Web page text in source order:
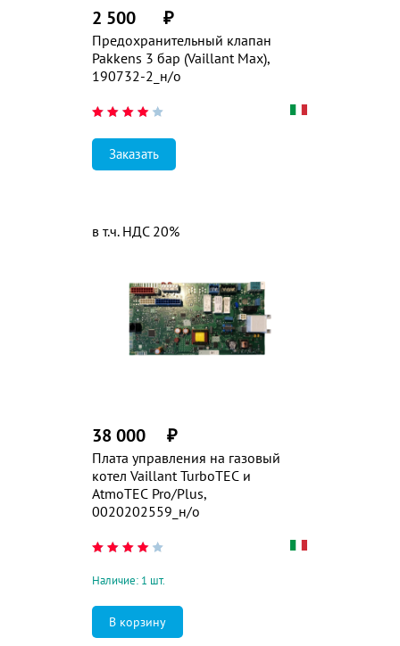
Предохранительный клапан
Pakkens 3 бар (Vaillant Max),
190732-2_н/о
2 500 ₽
Заказать
Плата управления на газовый
котел Vaillant TurboTEC и
AtmoTEC Pro/Plus,
0020202559_н/о
38 000 ₽
в т.ч. НДС 20%
Наличие: 1 шт.